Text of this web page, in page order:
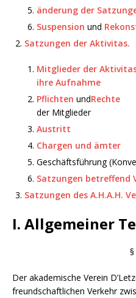
änderung der
Suspension und
Satzungen der Aktivitas.
Mitglieder der
ihre Aufnahme
Pflichten undRechte
der Mitglieder
Austritt
Chargen und ämter
Geschäftsführung
Satzungen betreffend
Satzungen des A.H.A.H.
I. Allgemeiner
§
Der akademische Verein
freundschaftlichen Verkehr